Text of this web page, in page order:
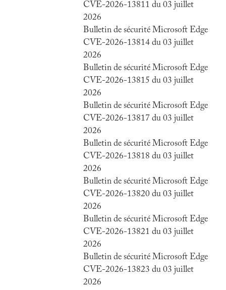
CVE-2026-13811 du 03 juillet
2026
Bulletin de sécurité Microsoft Edge
CVE-2026-13814 du 03 juillet
2026
Bulletin de sécurité Microsoft Edge
CVE-2026-13815 du 03 juillet
2026
Bulletin de sécurité Microsoft Edge
CVE-2026-13817 du 03 juillet
2026
Bulletin de sécurité Microsoft Edge
CVE-2026-13818 du 03 juillet
2026
Bulletin de sécurité Microsoft Edge
CVE-2026-13820 du 03 juillet
2026
Bulletin de sécurité Microsoft Edge
CVE-2026-13821 du 03 juillet
2026
Bulletin de sécurité Microsoft Edge
CVE-2026-13823 du 03 juillet
2026